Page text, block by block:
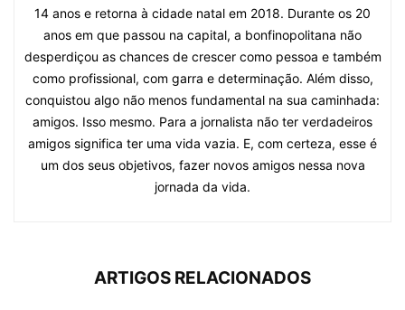
14 anos e retorna à cidade natal em 2018. Durante os 20
anos em que passou na capital, a bonfinopolitana não
desperdiçou as chances de crescer como pessoa e também
como profissional, com garra e determinação. Além disso,
conquistou algo não menos fundamental na sua caminhada:
amigos. Isso mesmo. Para a jornalista não ter verdadeiros
amigos significa ter uma vida vazia. E, com certeza, esse é
um dos seus objetivos, fazer novos amigos nessa nova
jornada da vida.
ARTIGOS RELACIONADOS